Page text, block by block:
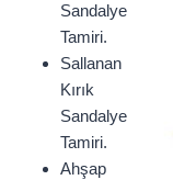
Sandalye
Tamiri.
Sallanan
Kırık
Sandalye
Tamiri.
Ahşap